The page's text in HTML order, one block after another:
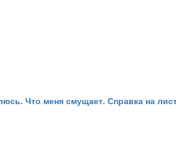
Что меня смущает. Справка на